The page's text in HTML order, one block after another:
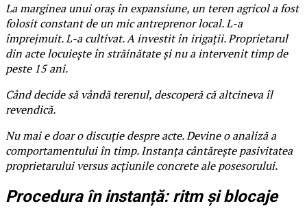
La marginea unui oraș în expansiune, un teren agricol a fost
folosit constant de un mic antreprenor local. L-a
împrejmuit. L-a cultivat. A investit în irigații. Proprietarul
din acte locuiește în străinătate și nu a intervenit timp de
peste 15 ani.
Când decide să vândă terenul, descoperă că altcineva îl
revendică.
Nu mai e doar o discuție despre acte. Devine o analiză a
comportamentului în timp. Instanța cântărește pasivitatea
proprietarului versus acțiunile concrete ale posesorului.
Procedura în instanță: ritm și blocaje